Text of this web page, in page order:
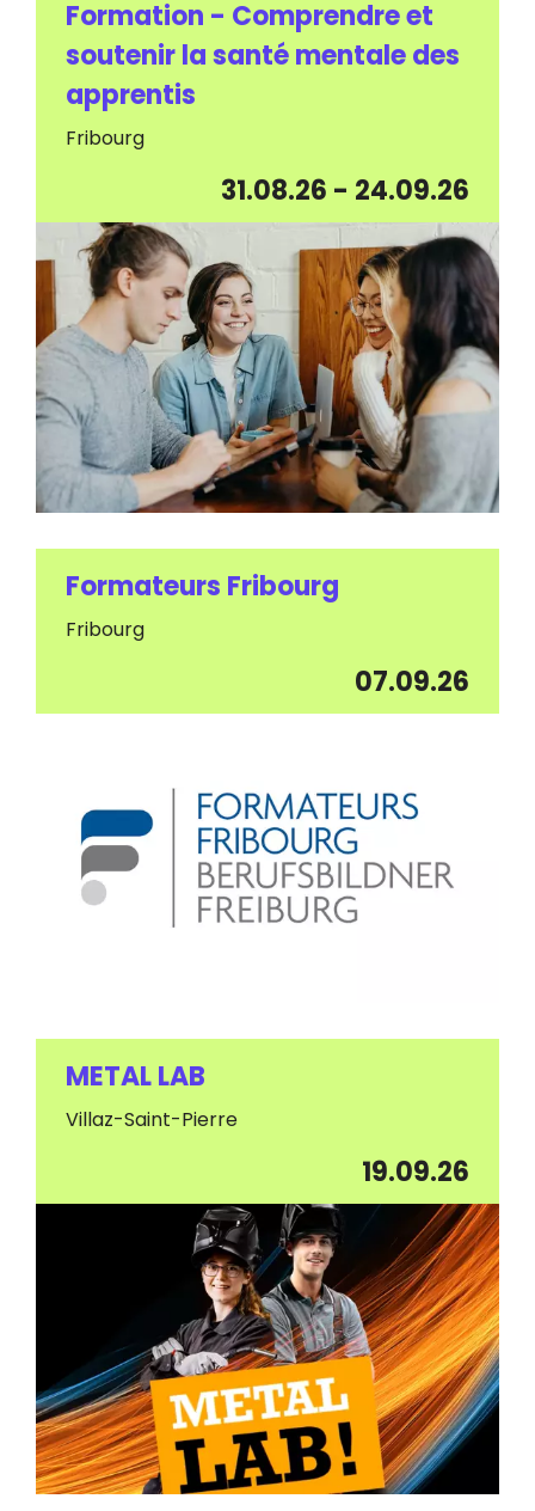
Formation - Comprendre et
soutenir la santé mentale des
apprentis
Fribourg
31.08.26 - 24.09.26
Formateurs Fribourg
Fribourg
07.09.26
METAL LAB
Villaz-Saint-Pierre
19.09.26